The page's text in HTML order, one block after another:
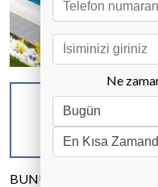
Tüm
KAPASİTE
6 KİŞİ
BUNU PAYLAŞ
Ne